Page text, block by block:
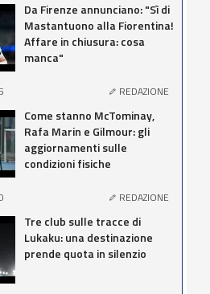
Da Firenze annunciano: "Sì di
Mastantuono alla Fiorentina!
Affare in chiusura: cosa
manca"
REDAZIONE
Come stanno McTominay,
Rafa Marin e Gilmour: gli
aggiornamenti sulle
condizioni fisiche
REDAZIONE
Tre club sulle tracce di
Lukaku: una destinazione
prende quota in silenzio